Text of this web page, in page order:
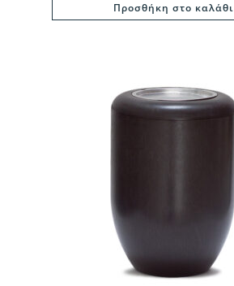
Προσθήκη στο καλάθι